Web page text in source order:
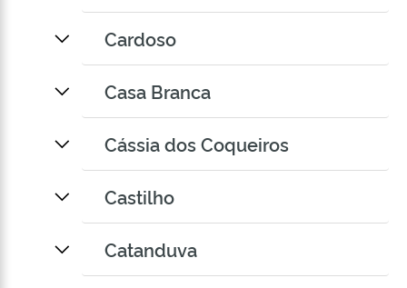
Cardoso
Casa Branca
Cássia dos Coqueiros
Castilho
Catanduva